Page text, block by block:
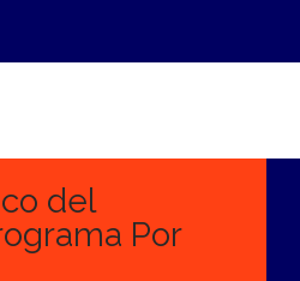
del
Por